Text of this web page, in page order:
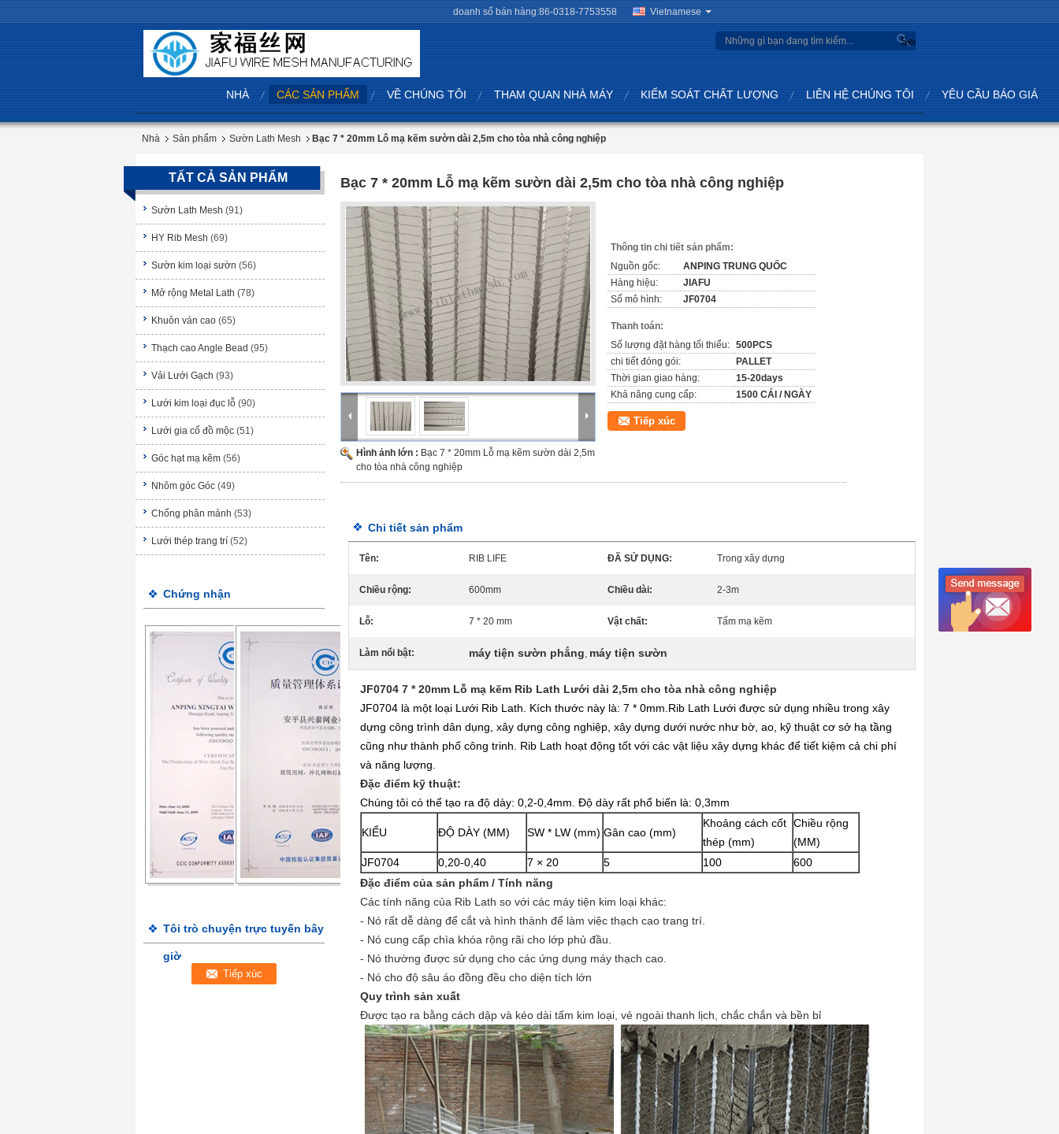
doanh số bán hàng:86-0318-7753558 Vietnamese
Search
NHÀ CÁC SẢN PHẨM VỀ CHÚNG TÔI THAM QUAN NHÀ MÁY KIỂM SOÁT CHẤT LƯỢNG LIÊN HỆ CHÚNG TÔI YÊU CẦU BÁO GIÁ
Nhà Sản phẩm Sườn Lath Mesh Bạc 7 * 20mm Lỗ mạ kẽm sườn dài 2,5m cho tòa nhà công nghiệp
TẤT CẢ SẢN PHẨM
Sườn Lath Mesh (91)
HY Rib Mesh (69)
Sườn kim loại sườn (56)
Mở rộng Metal Lath (78)
Khuôn ván cao (65)
Thạch cao Angle Bead (95)
Vải Lưới Gạch (93)
Lưới kim loại đục lỗ (90)
Lưới gia cố đồ mộc (51)
Góc hạt mạ kẽm (56)
Nhôm góc Góc (49)
Chống phân mảnh (53)
Lưới thép trang trí (52)
Chứng nhận
Tôi trò chuyện trực tuyến bây
giờ
Bạc 7 * 20mm Lỗ mạ kẽm sườn dài 2,5m cho tòa nhà công nghiệp
Hình ảnh lớn : Bạc 7 * 20mm Lỗ mạ kẽm sườn dài 2,5m
cho tòa nhà công nghiệp
Thông tin chi tiết sản phẩm:
Nguồn gốc:
ANPING TRUNG QUỐC
Hàng hiệu:
JIAFU
Số mô hình:
JF0704
Thanh toán:
Số lượng đặt hàng tối thiểu: 500PCS
chi tiết đóng gói:
PALLET
Thời gian giao hàng:
15-20days
Khả năng cung cấp:
1500 CÁI / NGÀY
Tiếp xúc
Chi tiết sản phẩm
Tên: RIB LIFE ĐÃ SỬ DỤNG: Trong xây dựng
Chiều rộng: 600mm Chiều dài: 2-3m
Lỗ: 7 * 20 mm Vật chất: Tấm mạ kẽm
Làm nổi bật: máy tiện sườn phẳng, máy tiện sườn
JF0704 7 * 20mm Lỗ mạ kẽm Rib Lath Lưới dài 2,5m cho tòa nhà công nghiệp
JF0704 là một loại Lưới Rib Lath. Kích thước này là: 7 * 0mm.Rib Lath Lưới được sử dụng nhiều trong xây
dựng công trình dân dụng, xây dựng công nghiệp, xây dựng dưới nước như bờ, ao, kỹ thuật cơ sở hạ tầng
cũng như thành phố công trinh.
Rib Lath hoạt động tốt với các vật liệu xây dựng khác để tiết kiệm cả chi phí
và năng lượng.
Đặc điểm kỹ thuật:
Chúng tôi có thể tạo ra độ dày: 0,2-0,4mm. Độ dày rất phổ biến là: 0,3mm
KIỂU ĐỘ DÀY (MM) SW * LW (mm) Gân cao (mm)
Khoảng cách cốt
thép (mm)
Chiều rộng
(MM)
JF0704
0,20-0,40 7 × 20 5 100
600
Đặc điểm của sản phẩm / Tính năng
Các tính năng của Rib Lath so với các máy tiện kim loại khác:
- Nó rất dễ dàng để cắt và hình thành để làm việc thạch cao trang trí.
- Nó cung cấp chìa khóa rộng rãi cho lớp phủ đầu.
- Nó thường được sử dụng cho các ứng dụng máy thạch cao.
- Nó cho độ sâu áo đồng đều cho diện tích lớn
Quy trình sản xuất
Được tạo ra bằng cách dập và kéo dài tấm kim loại, vẻ ngoài thanh lịch, chắc chắn và bền bỉ